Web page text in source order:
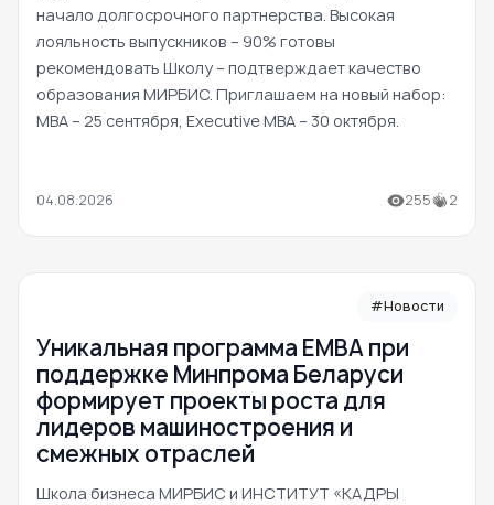
начало долгосрочного партнерства. Высокая
лояльность выпускников – 90% готовы
рекомендовать Школу – подтверждает качество
образования МИРБИС. Приглашаем на новый набор:
MBA – 25 сентября, Executive MBA – 30 октября.
04.08.2026 255 2
#Новости
Уникальная программа ЕМВА при
поддержке Минпрома Беларуси
формирует проекты роста для
лидеров машиностроения и
смежных отраслей
Школа бизнеса МИРБИС и ИНСТИТУТ «КАДРЫ